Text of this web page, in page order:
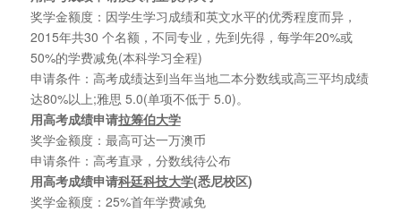
奖学金额度：因学生学习成绩和英文水平的优秀程度而异，
2015年共30 个名额，不同专业，先到先得，每学年20%或
50%的学费减免(本科学习全程)
申请条件：高考成绩达到当年当地二本分数线或高三平均成绩
达80%以上;雅思 5.0(单项不低于 5.0)。
用高考成绩申请拉筹伯大学
奖学金额度：最高可达一万澳币
申请条件：高考直录，分数线待公布
用高考成绩申请科廷科技大学(悉尼校区)
奖学金额度：25%首年学费减免